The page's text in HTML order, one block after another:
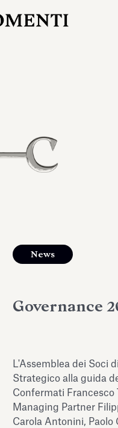
News
Governance
L'Assemblea dei Soci
Strategico alla guida
Confermati Francesco
Managing Partner
Carola Antonini,